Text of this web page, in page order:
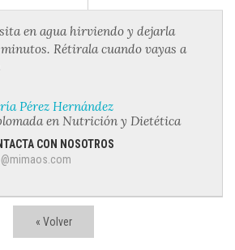
« Volver
en agua hirviendo y dejarla
Rétirala cuando vayas a
Pérez Hernández
en Nutrición y Dietética
CON NOSOTROS